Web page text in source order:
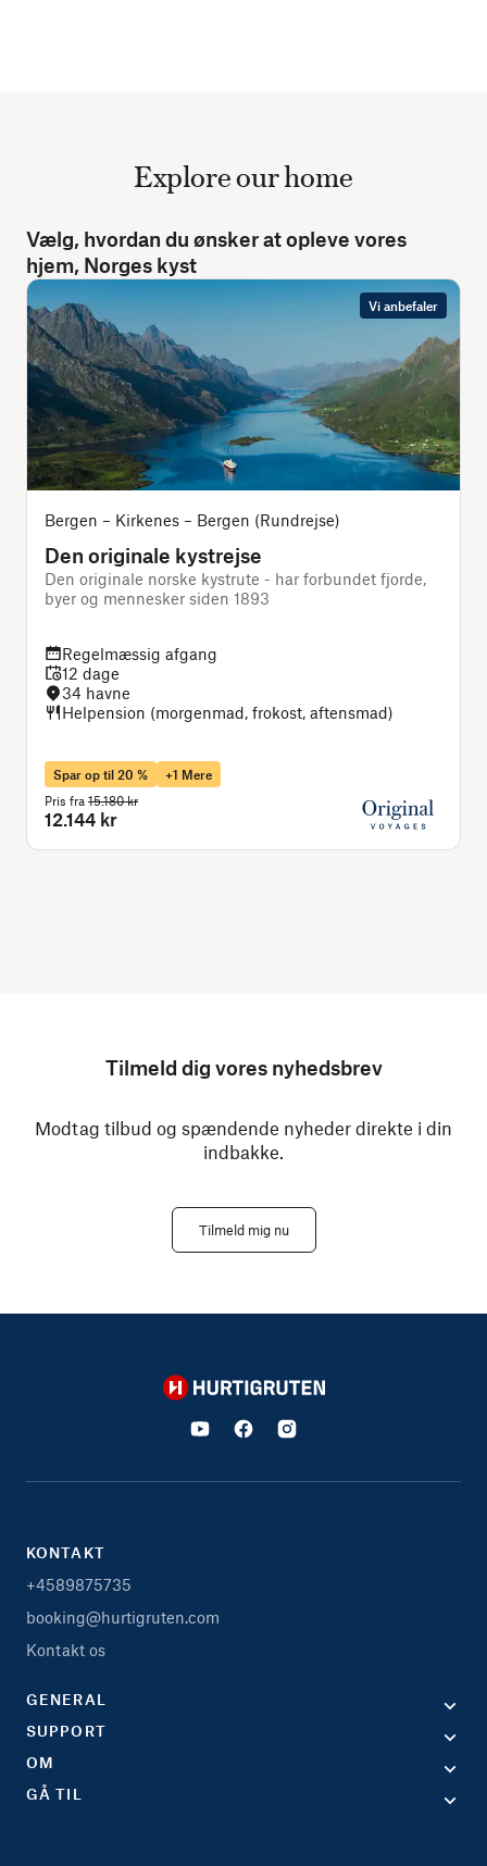
Explore our home
Vælg, hvordan du ønsker at opleve vores
hjem, Norges kyst
Vi anbefaler
Bergen – Kirkenes – Bergen (Rundrejse)
Den originale kystrejse
Den originale norske kystrute - har forbundet fjorde,
byer og mennesker siden 1893
Regelmæssig afgang
12 dage
34 havne
Helpension (morgenmad, frokost, aftensmad)
Spar op til 20 %
+1 Mere
Pris fra 15.180 kr
12.144 kr
Tilmeld dig vores nyhedsbrev
Modtag tilbud og spændende nyheder direkte i din
indbakke.
Tilmeld mig nu
Hurtigruten
KONTAKT
+4589875735
booking@hurtigruten.com
Kontakt os
GENERAL
SUPPORT
OM
GÅ TIL